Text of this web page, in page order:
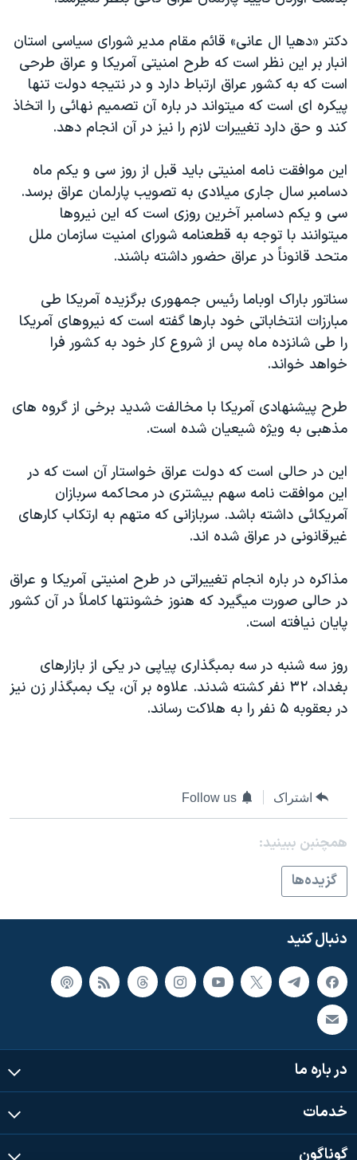
چهل سال گروگان‌گیری
قانون شفافیت دارائی کادر رهبری ایران
اعتراضات مردمی آبان ۹۸
اسرائیل در جنگ
نرگس محمدی برنده جایزه نوبل صلح
صفحه‌های ویژه
سفر پرزیدنت ترامپ به چین
دکتر «دهيا ال عانی» قائم مقام مدير شورای سياسی استان
انبار بر اين نظر است که طرح امنيتی آمريکا و عراق طرحی
است که به کشور عراق ارتباط دارد و در نتيجه دولت تنها
پيکره ای است که ميتواند در باره آن تصميم نهائی را اتخاذ
کند و حق دارد تغييرات لازم را نيز در آن انجام دهد.
اين موافقت نامه امنيتی بايد قبل از روز سی و يکم ماه
دسامبر سال جاری ميلادی به تصويب پارلمان عراق برسد.
سی و يکم دسامبر آخرين روزی است که اين نيروها
ميتوانند با توجه به قطعنامه شورای امنيت سازمان ملل
متحد قانوناً در عراق حضور داشته باشند.
سناتور باراک اوباما رئيس جمهوری برگزيده آمريکا طی
مبارزات انتخاباتی خود بارها گفته است که نيروهای آمريکا
را طی شانزده ماه پس از شروع کار خود به کشور فرا
خواهد خواند.
طرح پيشنهادی آمريکا با مخالفت شديد برخی از گروه های
مذهبی به ويژه شيعيان شده است.
اين در حالی است که دولت عراق خواستار آن است که در
اين موافقت نامه سهم بيشتری در محاکمه سربازان
آمريکائی داشته باشد. سربازانی که متهم به ارتکاب کارهای
غيرقانونی در عراق شده اند.
مذاکره در باره انجام تغييراتی در طرح امنيتی آمريکا و عراق
در حالی صورت ميگيرد که هنوز خشونتها کاملاً در آن کشور
پايان نيافته است.
روز سه شنبه در سه بمبگذاری پياپی در يکی از بازارهای
بغداد، ۳۲ نفر کشته شدند. علاوه بر آن، يک بمبگذار زن نيز
در بعقوبه ۵ نفر را به هلاکت رساند.
اشتراک Follow us
همچنبن ببینید:
گزيده‌ها
دنبال کنید
در باره ما
خدمات
گوناگون